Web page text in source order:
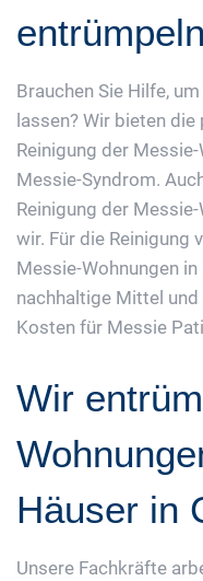
Brauchen Sie Hilfe,
lassen? Wir bieten
Reinigung der
Messie-Syndrom.
Reinigung der
wir. Für die Reinigung
Messie-Wohnungen
nachhaltige Mittel
Kosten für Messie
Wir
Häuser in
Unsere Fachkräfte